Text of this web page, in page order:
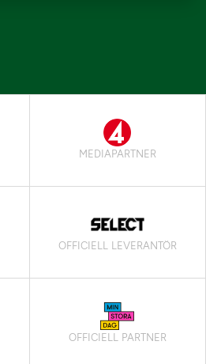
MEDIAPARTNER
OFFICIELL LEVERANTÖR
OFFICIELL PARTNER